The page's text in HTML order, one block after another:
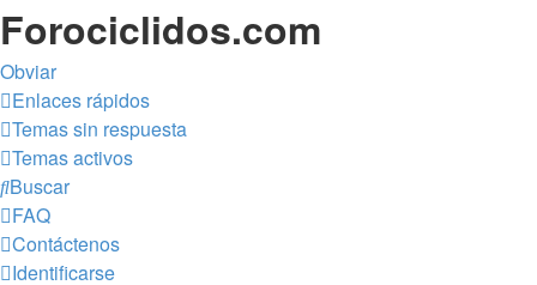
Forociclidos.com
Obviar
Enlaces rápidos
Temas sin respuesta
Temas activos
Buscar
FAQ
Contáctenos
Identificarse